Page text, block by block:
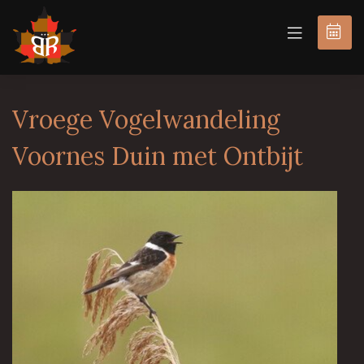
Vroege Vogelwandeling
Voornes Duin met Ontbijt